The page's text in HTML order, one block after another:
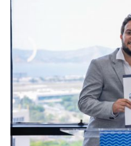
Desenvolvido
Hesea
Tecnologia
Sistemas